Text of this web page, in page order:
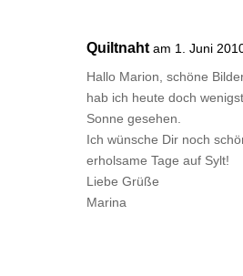
Quiltnaht am 1. Juni
Hallo Marion, schöne
hab ich heute doch
Sonne gesehen.
Ich wünsche Dir noch
erholsame Tage auf Sylt!
Liebe Grüße
Marina